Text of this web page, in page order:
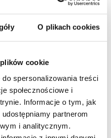
O plikach cookies
cookie
spersonalizowania treści
społecznościowe i
Informacje o tym, jak
partnerom
i analitycznym.